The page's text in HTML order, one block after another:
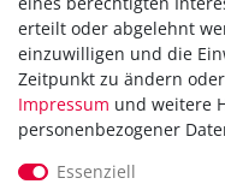
Zahlung
Versand
Daten­schutz­erklärung
AGB
Hinweis zur
Erklärung zur
erteilt oder abgelehnt
einzuwilligen und die
Zeitpunkt zu ändern
Impressum und weitere
personenbezogener
Essenziell